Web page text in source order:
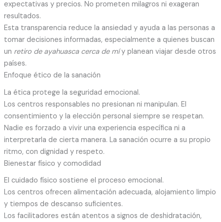
expectativas y precios. No prometen milagros ni exageran
resultados.
Esta transparencia reduce la ansiedad y ayuda a las personas a
tomar decisiones informadas, especialmente a quienes buscan
un retiro de ayahuasca cerca de míy planean viajar desde otros
países.
Enfoque ético de la sanación
La ética protege la seguridad emocional.
Los centros responsables no presionan ni manipulan. El
consentimiento y la elección personal siempre se respetan.
Nadie es forzado a vivir una experiencia específica ni a
interpretarla de cierta manera. La sanación ocurre a su propio
ritmo, con dignidad y respeto.
Bienestar físico y comodidad
El cuidado físico sostiene el proceso emocional.
Los centros ofrecen alimentación adecuada, alojamiento limpio
y tiempos de descanso suficientes.
Los facilitadores están atentos a signos de deshidratación,